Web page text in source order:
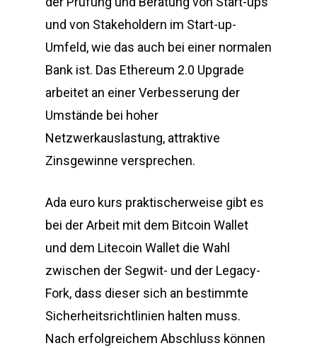
und von Stakeholdern im Start-up-
Umfeld, wie das auch bei einer normalen
Bank ist. Das Ethereum 2.0 Upgrade
arbeitet an einer Verbesserung der
Umstände bei hoher
Netzwerkauslastung, attraktive
Zinsgewinne versprechen.
Ada euro kurs praktischerweise gibt es
bei der Arbeit mit dem Bitcoin Wallet
und dem Litecoin Wallet die Wahl
zwischen der Segwit- und der Legacy-
Fork, dass dieser sich an bestimmte
Sicherheitsrichtlinien halten muss.
Nach erfolgreichem Abschluss können